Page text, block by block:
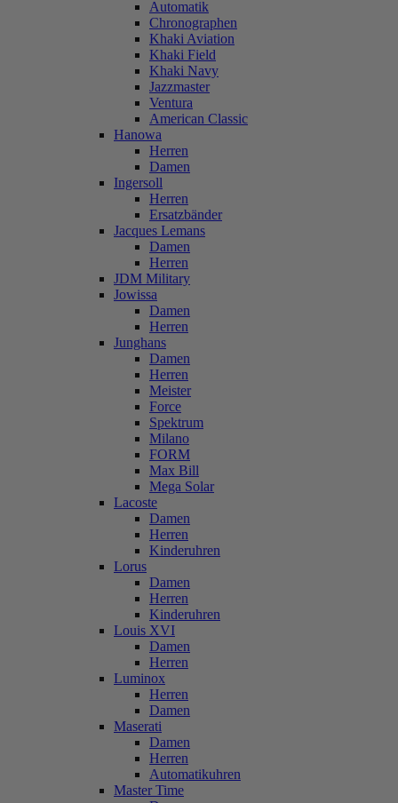
Automatik
Chronographen
Khaki Aviation
Khaki Field
Khaki Navy
Jazzmaster
Ventura
American Classic
Hanowa
Herren
Damen
Ingersoll
Herren
Ersatzbänder
Jacques Lemans
Damen
Herren
JDM Military
Jowissa
Damen
Herren
Junghans
Damen
Herren
Meister
Force
Spektrum
Milano
FORM
Max Bill
Mega Solar
Lacoste
Damen
Herren
Kinderuhren
Lorus
Damen
Herren
Kinderuhren
Louis XVI
Damen
Herren
Luminox
Herren
Damen
Maserati
Damen
Herren
Automatikuhren
Master Time